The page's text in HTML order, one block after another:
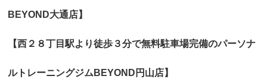
BEYOND大通店】
【西２８丁目駅より徒歩３分で無料駐車場完備のパーソナ
ルトレーニングジムBEYOND円山店】